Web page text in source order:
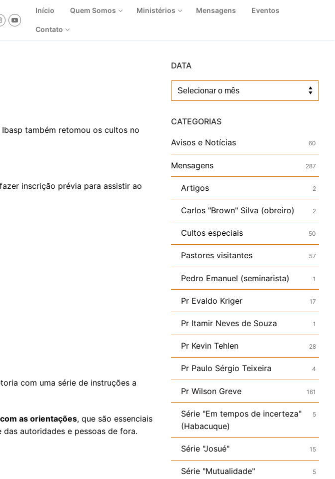
Início Quem Somos Ministérios Mensagens Eventos
Contato
também retomou os cultos no
inscrição prévia para assistir ao
com uma série de instruções a
as orientações, que são essenciais
autoridades e pessoas de fora.
DATA
Data
CATEGORIAS
Avisos e Notícias 60
Mensagens 287
Artigos 2
Carlos "Brown" Silva (obreiro) 2
Cultos especiais 50
Pastores visitantes 57
Pedro Emanuel (seminarista) 1
Pr Evaldo Kriger 17
Pr Itamir Neves de Souza 1
Pr Kevin Tehlen 28
Pr Paulo Sérgio Teixeira 4
Pr Wilson Greve 161
Série "Em tempos de incerteza"
(Habacuque)
5
Série "Josué" 15
Série "Mutualidade" 5